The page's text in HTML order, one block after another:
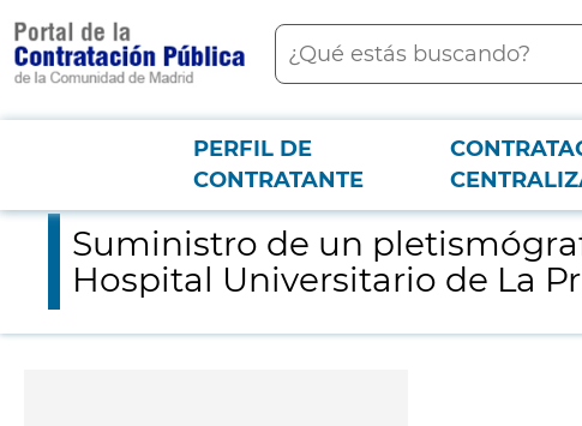
contenido
principal
Buscar
Menú PCON
PERFIL DE
CONTRATANTE
Suministro de un pletismógrafo para pruebas funcionales de
Suministro de un
Hospital Universitario de La